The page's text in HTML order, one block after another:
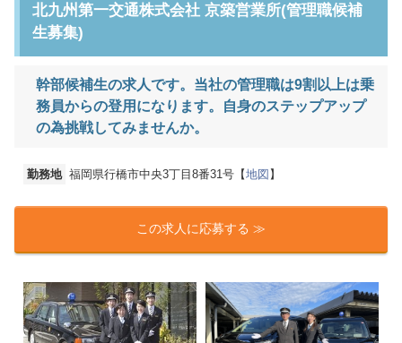
北九州第一交通株式会社 京築営業所(管理職候補
生募集)
幹部候補生の求人です。当社の管理職は9割以上は乗
務員からの登用になります。自身のステップアップ
の為挑戦してみませんか。
勤務地 福岡県行橋市中央3丁目8番31号【地図】
この求人に応募する ≫